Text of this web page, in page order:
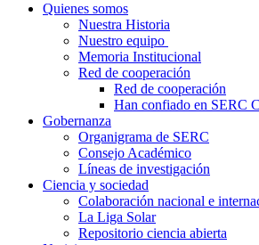
Quienes somos
Nuestra Historia
Nuestro equipo
Memoria Institucional
Red de cooperación
Red de cooperación
Han confiado en SERC
Gobernanza
Organigrama de SERC
Consejo Académico
Líneas de investigación
Ciencia y sociedad
Colaboración nacional e
La Liga Solar
Repositorio ciencia abierta